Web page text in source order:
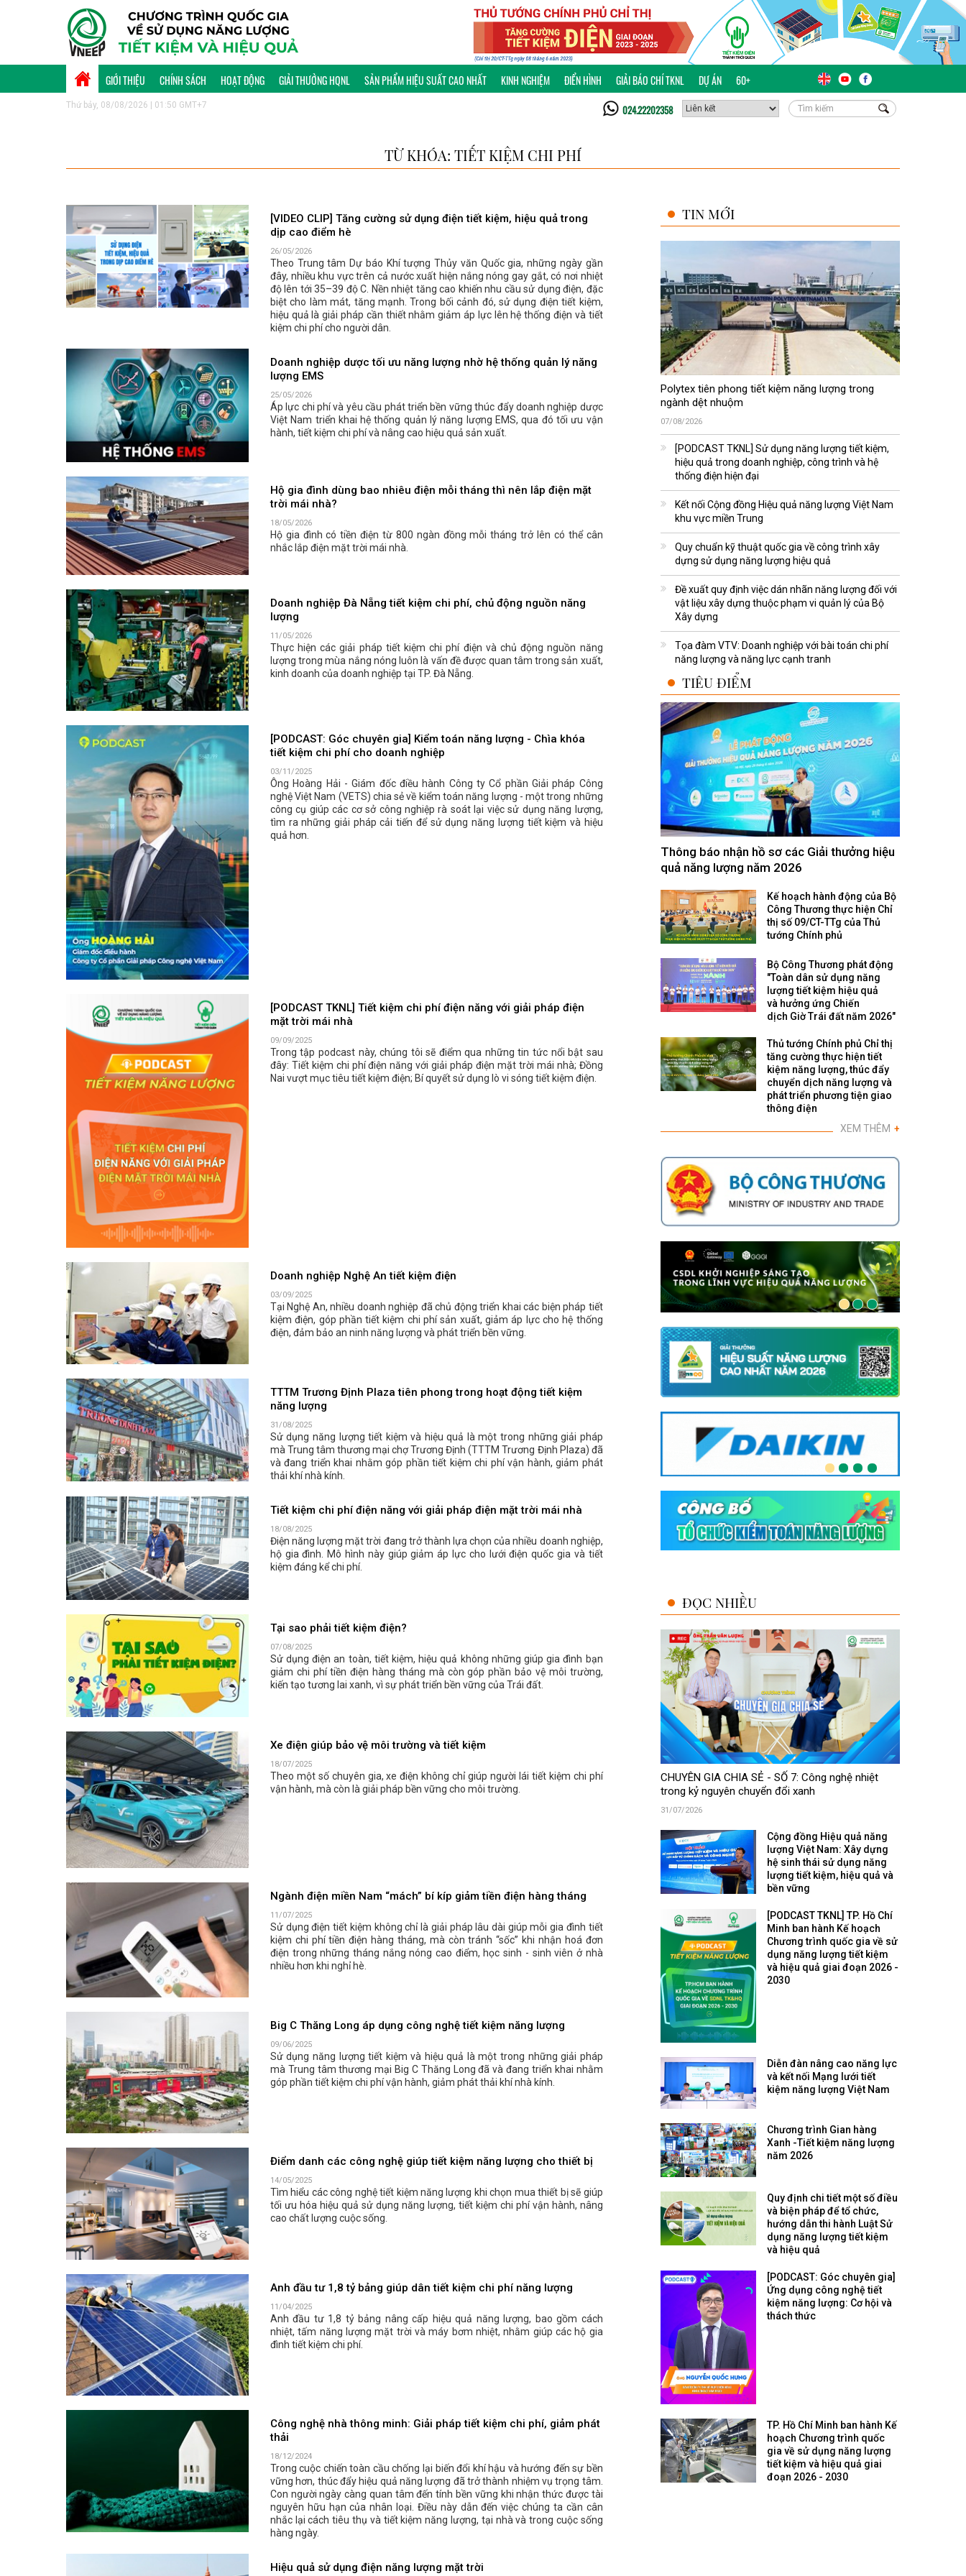
GIỚI THIỆU CHÍNH SÁCH HOẠT ĐỘNG GIẢI THƯỞNG HQNL SẢN PHẨM HIỆU SUẤT CAO NHẤT KINH NGHIỆM ĐIỂN HÌNH GIẢI BÁO CHÍ TKNL DỰ ÁN 60+
Thứ bảy, 08/08/2026 | 01:50 GMT+7 024.22202358
TỪ KHÓA: TIẾT KIỆM CHI PHÍ
[VIDEO CLIP] Tăng cường sử dụng điện tiết kiệm, hiệu quả trong
dịp cao điểm hè
26/05/2026
Theo Trung tâm Dự báo Khí tượng Thủy văn Quốc gia, những ngày gần
đây, nhiều khu vực trên cả nước xuất hiện nắng nóng gay gắt, có nơi nhiệt
độ lên tới 35–39 độ C. Nền nhiệt tăng cao khiến nhu cầu sử dụng điện, đặc
biệt cho làm mát, tăng mạnh. Trong bối cảnh đó, sử dụng điện tiết kiệm,
hiệu quả là giải pháp cần thiết nhằm giảm áp lực lên hệ thống điện và tiết
kiệm chi phí cho người dân.
Doanh nghiệp dược tối ưu năng lượng nhờ hệ thống quản lý năng
lượng EMS
25/05/2026
Áp lực chi phí và yêu cầu phát triển bền vững thúc đẩy doanh nghiệp dược
Việt Nam triển khai hệ thống quản lý năng lượng EMS, qua đó tối ưu vận
hành, tiết kiệm chi phí và nâng cao hiệu quả sản xuất.
Hộ gia đình dùng bao nhiêu điện mỗi tháng thì nên lắp điện mặt
trời mái nhà?
18/05/2026
Hộ gia đình có tiền điện từ 800 ngàn đồng mỗi tháng trở lên có thể cân
nhắc lắp điện mặt trời mái nhà.
Doanh nghiệp Đà Nẵng tiết kiệm chi phí, chủ động nguồn năng
lượng
11/05/2026
Thực hiện các giải pháp tiết kiệm chi phí điện và chủ động nguồn năng
lượng trong mùa nắng nóng luôn là vấn đề được quan tâm trong sản xuất,
kinh doanh của doanh nghiệp tại TP. Đà Nẵng.
[PODCAST: Góc chuyên gia] Kiểm toán năng lượng - Chìa khóa
tiết kiệm chi phí cho doanh nghiệp
03/11/2025
Ông Hoàng Hải - Giám đốc điều hành Công ty Cổ phần Giải pháp Công
nghệ Việt Nam (VETS) chia sẻ về kiểm toán năng lượng - một trong những
công cụ giúp các cơ sở công nghiệp rà soát lại việc sử dụng năng lượng,
tìm ra những giải pháp cải tiến để sử dụng năng lượng tiết kiệm và hiệu
quả hơn.
[PODCAST TKNL] Tiết kiệm chi phí điện năng với giải pháp điện
mặt trời mái nhà
09/09/2025
Trong tập podcast này, chúng tôi sẽ điểm qua những tin tức nổi bật sau
đây: Tiết kiệm chi phí điện năng với giải pháp điện mặt trời mái nhà; Đồng
Nai vượt mục tiêu tiết kiệm điện; Bí quyết sử dụng lò vi sóng tiết kiệm điện.
Doanh nghiệp Nghệ An tiết kiệm điện
03/09/2025
Tại Nghệ An, nhiều doanh nghiệp đã chủ động triển khai các biện pháp tiết
kiệm điện, góp phần tiết kiệm chi phí sản xuất, giảm áp lực cho hệ thống
điện, đảm bảo an ninh năng lượng và phát triển bền vững.
TTTM Trương Định Plaza tiên phong trong hoạt động tiết kiệm
năng lượng
31/08/2025
Sử dụng năng lượng tiết kiệm và hiệu quả là một trong những giải pháp
mà Trung tâm thương mại chợ Trương Định (TTTM Trương Định Plaza) đã
và đang triển khai nhằm góp phần tiết kiệm chi phí vận hành, giảm phát
thải khí nhà kính.
Tiết kiệm chi phí điện năng với giải pháp điện mặt trời mái nhà
18/08/2025
Điện năng lượng mặt trời đang trở thành lựa chọn của nhiều doanh nghiệp,
hộ gia đình. Mô hình này giúp giảm áp lực cho lưới điện quốc gia và tiết
kiệm đáng kể chi phí.
Tại sao phải tiết kiệm điện?
07/08/2025
Sử dụng điện an toàn, tiết kiệm, hiệu quả không những giúp gia đình bạn
giảm chi phí tiền điện hàng tháng mà còn góp phần bảo vệ môi trường,
kiến tạo tương lai xanh, vì sự phát triển bền vững của Trái đất.
Xe điện giúp bảo vệ môi trường và tiết kiệm
18/07/2025
Theo một số chuyên gia, xe điện không chỉ giúp người lái tiết kiệm chi phí
vận hành, mà còn là giải pháp bền vững cho môi trường.
Ngành điện miền Nam “mách” bí kíp giảm tiền điện hàng tháng
11/07/2025
Sử dụng điện tiết kiệm không chỉ là giải pháp lâu dài giúp mỗi gia đình tiết
kiệm chi phí tiền điện hàng tháng, mà còn tránh “sốc” khi nhận hoá đơn
điện trong những tháng nắng nóng cao điểm, học sinh - sinh viên ở nhà
nhiều hơn khi nghỉ hè.
Big C Thăng Long áp dụng công nghệ tiết kiệm năng lượng
09/06/2025
Sử dụng năng lượng tiết kiệm và hiệu quả là một trong những giải pháp
mà Trung tâm thương mại Big C Thăng Long đã và đang triển khai nhằm
góp phần tiết kiệm chi phí vận hành, giảm phát thải khí nhà kính.
Điểm danh các công nghệ giúp tiết kiệm năng lượng cho thiết bị
14/05/2025
Tìm hiểu các công nghệ tiết kiệm năng lượng khi chọn mua thiết bị sẽ giúp
tối ưu hóa hiệu quả sử dụng năng lượng, tiết kiệm chi phí vận hành, nâng
cao chất lượng cuộc sống.
Anh đầu tư 1,8 tỷ bảng giúp dân tiết kiệm chi phí năng lượng
11/04/2025
Anh đầu tư 1,8 tỷ bảng nâng cấp hiệu quả năng lượng, bao gồm cách
nhiệt, tấm năng lượng mặt trời và máy bơm nhiệt, nhằm giúp các hộ gia
đình tiết kiệm chi phí.
Công nghệ nhà thông minh: Giải pháp tiết kiệm chi phí, giảm phát
thải
18/12/2024
Trong cuộc chiến toàn cầu chống lại biến đổi khí hậu và hướng đến sự bền
vững hơn, thúc đẩy hiệu quả năng lượng đã trở thành nhiệm vụ trọng tâm.
Con người ngày càng quan tâm đến tính bền vững khi nhận thức được tài
nguyên hữu hạn của nhân loại. Điều này dẫn đến việc chúng ta cần cân
nhắc lại cách tiêu thụ và tiết kiệm năng lượng, tại nhà và trong cuộc sống
hàng ngày.
Hiệu quả sử dụng điện năng lượng mặt trời
TIN MỚI
Polytex tiên phong tiết kiệm năng lượng trong
ngành dệt nhuộm
07/08/2026
[PODCAST TKNL] Sử dụng năng lượng tiết kiệm,
hiệu quả trong doanh nghiệp, công trình và hệ
thống điện hiện đại
Kết nối Cộng đồng Hiệu quả năng lượng Việt Nam
khu vực miền Trung
Quy chuẩn kỹ thuật quốc gia về công trình xây
dựng sử dụng năng lượng hiệu quả
Đề xuất quy định việc dán nhãn năng lượng đối với
vật liệu xây dựng thuộc phạm vi quản lý của Bộ
Xây dựng
Tọa đàm VTV: Doanh nghiệp với bài toán chi phí
năng lượng và năng lực cạnh tranh
TIÊU ĐIỂM
Thông báo nhận hồ sơ các Giải thưởng hiệu
quả năng lượng năm 2026
Kế hoạch hành động của Bộ
Công Thương thực hiện Chỉ
thị số 09/CT-TTg của Thủ
tướng Chính phủ
Bộ Công Thương phát động
"Toàn dân sử dụng năng
lượng tiết kiệm hiệu quả
và hưởng ứng Chiến
dịch Giờ Trái đất năm 2026"
Thủ tướng Chính phủ Chỉ thị
tăng cường thực hiện tiết
kiệm năng lượng, thúc đẩy
chuyển dịch năng lượng và
phát triển phương tiện giao
thông điện
XEM THÊM +
ĐỌC NHIỀU
CHUYÊN GIA CHIA SẺ - SỐ 7: Công nghệ nhiệt
trong kỷ nguyên chuyển đổi xanh
31/07/2026
Cộng đồng Hiệu quả năng
lượng Việt Nam: Xây dựng
hệ sinh thái sử dụng năng
lượng tiết kiệm, hiệu quả và
bền vững
[PODCAST TKNL] TP. Hồ Chí
Minh ban hành Kế hoạch
Chương trình quốc gia về sử
dụng năng lượng tiết kiệm
và hiệu quả giai đoạn 2026 -
2030
Diễn đàn nâng cao năng lực
và kết nối Mạng lưới tiết
kiệm năng lượng Việt Nam
Chương trình Gian hàng
Xanh -Tiết kiệm năng lượng
năm 2026
Quy định chi tiết một số điều
và biện pháp để tổ chức,
hướng dẫn thi hành Luật Sử
dụng năng lượng tiết kiệm
và hiệu quả
[PODCAST: Góc chuyên gia]
Ứng dụng công nghệ tiết
kiệm năng lượng: Cơ hội và
thách thức
TP. Hồ Chí Minh ban hành Kế
hoạch Chương trình quốc
gia về sử dụng năng lượng
tiết kiệm và hiệu quả giai
đoạn 2026 - 2030